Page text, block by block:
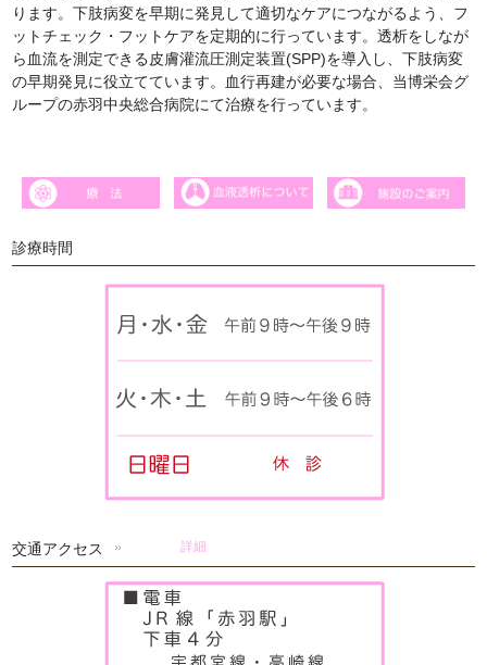
ります。下肢病変を早期に発見して適切なケアにつながるよう、フ
ットチェック・フットケアを定期的に行っています。透析をしなが
ら血流を測定できる皮膚灌流圧測定装置(SPP)を導入し、下肢病変
の早期発見に役立てています。血行再建が必要な場合、当博栄会グ
ループの赤羽中央総合病院にて治療を行っています。
診療時間
交通アクセス 詳細